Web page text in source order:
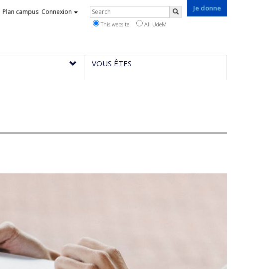
Je donne
Plan campus Connexion Rechercher
This website All UdeM
VOUS ÊTES